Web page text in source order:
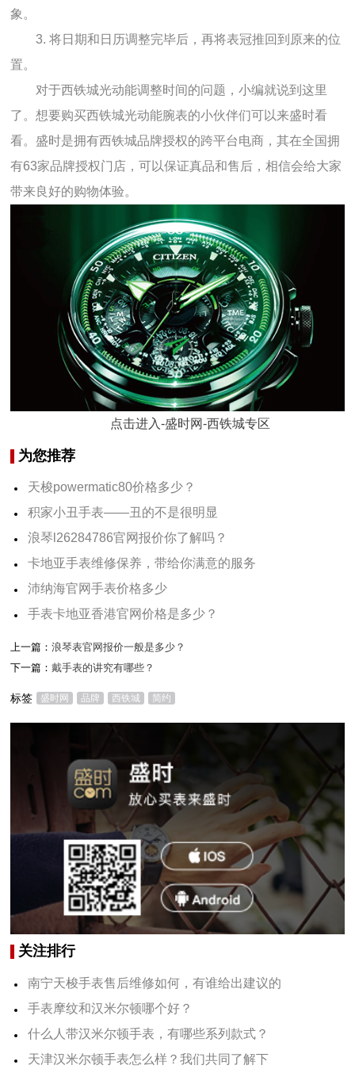
象。
3. 将日期和日历调整完毕后，再将表冠推回到原来的位
置。
对于西铁城光动能调整时间的问题，小编就说到这里
了。想要购买西铁城光动能腕表的小伙伴们可以来盛时看
看。盛时是拥有西铁城品牌授权的跨平台电商，其在全国拥
有63家品牌授权门店，可以保证真品和售后，相信会给大家
带来良好的购物体验。
点击进入-盛时网-西铁城专区
为您推荐
天梭powermatic80价格多少？
积家小丑手表——丑的不是很明显
浪琴l26284786官网报价你了解吗？
卡地亚手表维修保养，带给你满意的服务
沛纳海官网手表价格多少
手表卡地亚香港官网价格是多少？
上一篇：浪琴表官网报价一般是多少？
下一篇：戴手表的讲究有哪些？
标签 盛时网 品牌 西铁城 简约
关注排行
南宁天梭手表售后维修如何，有谁给出建议的
手表摩纹和汉米尔顿哪个好？
什么人带汉米尔顿手表，有哪些系列款式？
天津汉米尔顿手表怎么样？我们共同了解下